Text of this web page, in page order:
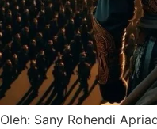
Oleh: Sany Rohendi